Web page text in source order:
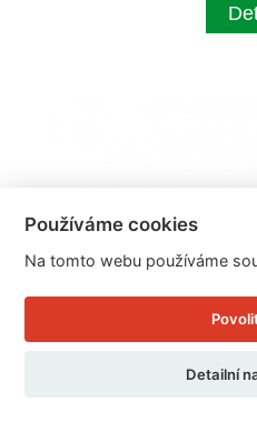
Používáme cookies
Na tomto webu používáme
Detailní